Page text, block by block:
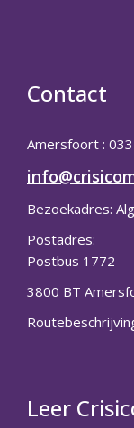
Contact
Amersfoort :
Bezoekadres:
Postadres:
Postbus 1772
3800 BT
Leer